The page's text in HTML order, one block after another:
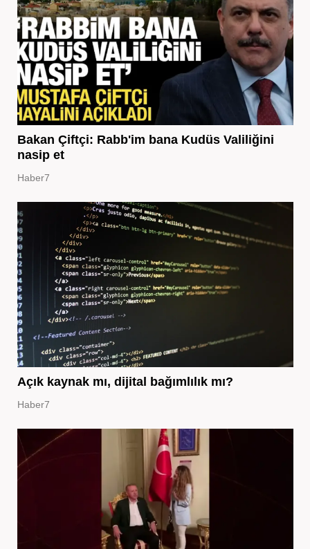
Bakan Çiftçi: Rabb'im bana Kudüs Valiliğini
nasip et
Haber7
Açık kaynak mı, dijital bağımlılık mı?
Haber7